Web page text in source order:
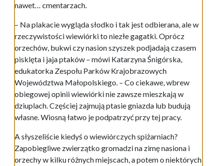
nawet… cmentarzach.
– Na plakacie wygląda słodko i tak jest odbierana, ale w
rzeczywistości wiewiórki to niezłe gagatki. Oprócz
orzechów, bukwi czy nasion szyszek podjadają czasem
pisklęta i jaja ptaków – mówi Katarzyna Śnigórska,
edukatorka Zespołu Parków Krajobrazowych
Województwa Małopolskiego. – Co ciekawe, wbrew
obiegowej opinii wiewiórki nie zawsze mieszkają w
dziuplach. Częściej zajmują ptasie gniazda lub budują
własne. Wiosną łatwo je podpatrzyć przy tej pracy.
A słyszeliście kiedyś o wiewiórczych spiżarniach?
Zapobiegliwe zwierzątko gromadzi na zimę nasiona i
orzechy w kilku różnych miejscach, a potem o niektórych